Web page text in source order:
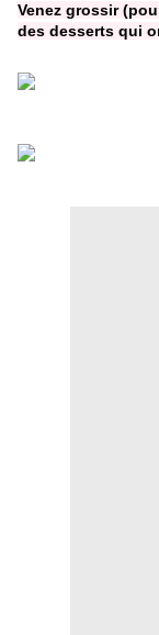
Venez grossir
des desserts qui